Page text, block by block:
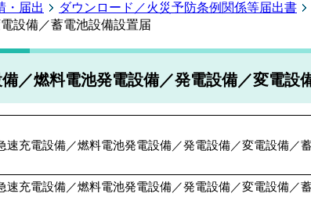
・届出
ダウンロード／火災予防条例関係等届出書
設備／蓄電池設備設置届
／燃料電池発電設備／発電設備／変電設
速充電設備／燃料電池発電設備／発電設備／変電設備／
速充電設備／燃料電池発電設備／発電設備／変電設備／